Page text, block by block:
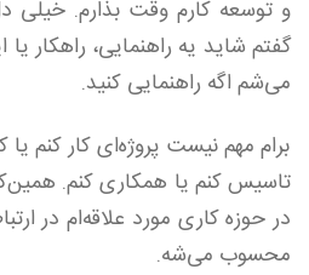
و توسعه کارم وقت بذارم. خیلی
گفتم شاید یه راهنمایی، راهکار
می‌شم اگه راهنمایی کنید.
برام مهم نیست پروژه‌ای کار کنم
تاسیس کنم یا همکاری کنم.
در حوزه کاری مورد علاقه‌ام در
محسوب می‌شه.